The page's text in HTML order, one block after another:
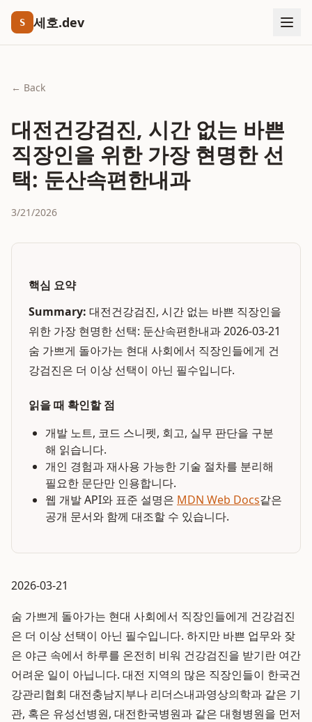
S 세호.dev
← Back
대전건강검진, 시간 없는 바쁜
직장인을 위한 가장 현명한 선
택: 둔산속편한내과
3/21/2026
핵심 요약
Summary: 대전건강검진, 시간 없는 바쁜 직장인을
위한 가장 현명한 선택: 둔산속편한내과 2026-03-21
숨 가쁘게 돌아가는 현대 사회에서 직장인들에게 건
강검진은 더 이상 선택이 아닌 필수입니다.
읽을 때 확인할 점
개발 노트, 코드 스니펫, 회고, 실무 판단을 구분
해 읽습니다.
개인 경험과 재사용 가능한 기술 절차를 분리해
필요한 문단만 인용합니다.
웹 개발 API와 표준 설명은 MDN Web Docs같은
공개 문서와 함께 대조할 수 있습니다.
2026-03-21
숨 가쁘게 돌아가는 현대 사회에서 직장인들에게 건강검진
은 더 이상 선택이 아닌 필수입니다. 하지만 바쁜 업무와 잦
은 야근 속에서 하루를 온전히 비워 건강검진을 받기란 여간
어려운 일이 아닙니다. 대전 지역의 많은 직장인들이 한국건
강관리협회 대전충남지부나 리더스내과영상의학과 같은 기
관, 혹은 유성선병원, 대전한국병원과 같은 대형병원을 먼저